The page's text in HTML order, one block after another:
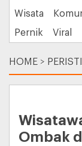
Wisata
Pernik
Viral
HOME >
Ombak